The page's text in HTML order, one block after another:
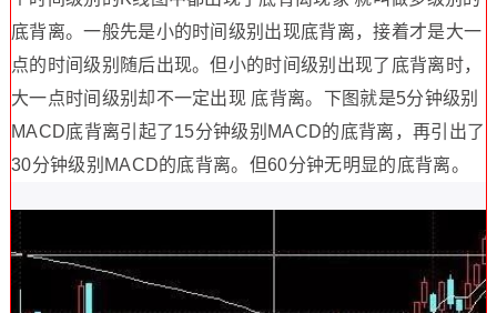
底背离。一般先是小的时间级别出现底背离，接着才是大一
点的时间级别随后出现。但小的时间级别出现了底背离时，
大一点时间级别却不一定出现 底背离。下图就是5分钟级别
MACD底背离引起了15分钟级别MACD的底背离，再引出了
30分钟级别MACD的底背离。但60分钟无明显的底背离。